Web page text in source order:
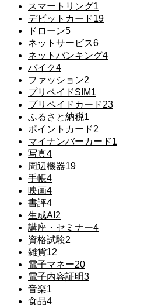
スマートリング1
デビットカード19
ドローン5
ネットサービス6
ネットバンキング4
バイク4
ファッション2
プリペイドSIM1
プリペイドカード23
ふるさと納税1
ポイントカード2
マイナンバーカード1
写真4
周辺機器19
手帳4
映画4
書評4
生成AI 2
講座・セミナー4
資格試験2
雑貨12
電子マネー20
電子内容証明3
音楽1
食品4